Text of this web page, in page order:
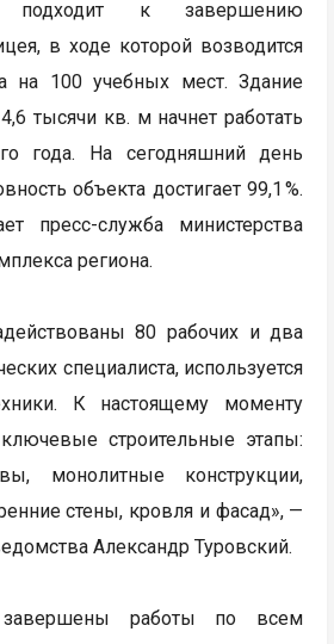
к завершению
в ходе которой возводится
на 100 учебных мест. Здание
тысячи кв. м начнет работать
года. На сегодняшний день
объекта достигает 99,1 %.
пресс-служба министерства
региона.
80 рабочих и два
специалиста, используется
К настоящему моменту
строительные этапы:
монолитные конструкции,
стены, кровля и фасад», —
Александр Туровский.
работы по всем